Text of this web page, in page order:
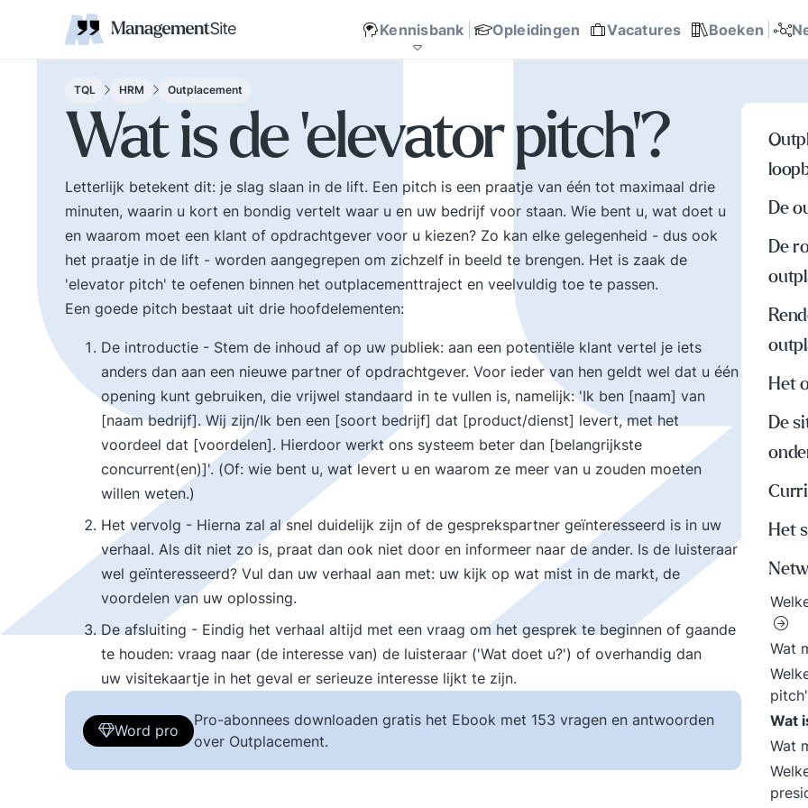
Kennisbank Opleidingen Vacatures Boeken
verantwoordelijkheid
en bestuurlijke wijsheid.
Ook de belangrijke
bestuurlijke valkuilen
zoals: verhuftering,
bestuurlijke drukte,
organisatierot en het
prestige. Tips en
ideeen voor goed
bestuur.
Zelforganisatie 'klein
binnen groot'. De
organisatie. Distributie
van zeggenschap en
naar het laagste niveau
in een organisatie waar
een vakkundig besluit
genomen kan worden.
management
onderwerpen, zoals
Concurrentiekracht,
communicatie, Digitale
transformatie,
Leiderschap, Missie en
business cases voor
beter managen en
organiseren.
sport helpen.
Organisatierot,
verhuftering en het spel
verkeerde been. Hoe
met al die
tegenstrijdige krachten
omgaan? Hier vindt u
een uitgebreid arsenaal
aan inzichten en
ervaringen over tal van
belangrijke
Corporate communicatie
Kritische succesfactoren
Ondernemingsplan,
Disruptie
Kennismanagement
Management modellen Rijnlands Organiseren
Ethiek, integriteit, moreel kompas
Scholing en werk
Talent ontwikkeling
samenwerking
besluitvorming
Non-profit
jonge leiding geven
trendwatcher
almanak
kleine letters ervoor en er is contact. Zijn website? bertoverbeek.com
629 0
147 0
185 0
168 0
151 0
TQL HRM Outplacement
Wat is de 'elevator pitch'?
Letterlijk betekent dit: je slag slaan in de lift. Een pitch is een praatje van één tot maximaal drie
minuten, waarin u kort en bondig vertelt waar u en uw bedrijf voor staan. Wie bent u, wat doet u
en waarom moet een klant of opdrachtgever voor u kiezen? Zo kan elke gelegenheid - dus ook
het praatje in de lift - worden aangegrepen om zichzelf in beeld te brengen. Het is zaak de
'elevator pitch' te oefenen binnen het outplacementtraject en veelvuldig toe te passen.
Een goede pitch bestaat uit drie hoofdelementen:
De introductie - Stem de inhoud af op uw publiek: aan een potentiële klant vertel je iets
anders dan aan een nieuwe partner of opdrachtgever. Voor ieder van hen geldt wel dat u één
opening kunt gebruiken, die vrijwel standaard in te vullen is, namelijk: 'Ik ben [naam] van
[naam bedrijf]. Wij zijn/Ik ben een [soort bedrijf] dat [product/dienst] levert, met het
voordeel dat [voordelen]. Hierdoor werkt ons systeem beter dan [belangrijkste
concurrent(en)]'. (Of: wie bent u, wat levert u en waarom ze meer van u zouden moeten
willen weten.)
Het vervolg - Hierna zal al snel duidelijk zijn of de gesprekspartner geïnteresseerd is in uw
verhaal. Als dit niet zo is, praat dan ook niet door en informeer naar de ander. Is de luisteraar
wel geïnteresseerd? Vul dan uw verhaal aan met: uw kijk op wat mist in de markt, de
voordelen van uw oplossing.
De afsluiting - Eindig het verhaal altijd met een vraag om het gesprek te beginnen of gaande
te houden: vraag naar (de interesse van) de luisteraar ('Wat doet u?') of overhandig dan
uw visitekaartje in het geval er serieuze interesse lijkt te zijn.
Word pro
Pro-abonnees downloaden gratis het Ebook met 153 vragen en antwoorden
over Outplacement.
De
De
Het
De
Het
Wat
Wat
Wat